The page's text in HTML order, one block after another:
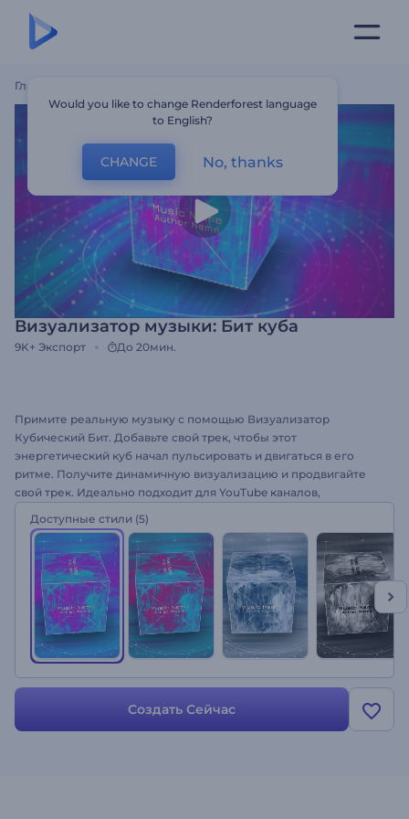
Главная
Визуализатор музыки: Бит куба
9K+ Экспорт До 20мин.
Примите реальную музыку с помощью Визуализатор
Кубический Бит. Добавьте свой трек, чтобы этот
энергетический куб начал пульсировать и двигаться в его
ритме. Получите динамичную визуализацию и продвигайте
свой трек. Идеально подходит для YouTube каналов,
Попробуйте прямо сейчас и наблюдайте за тем, как ваша
музыка становится вирусной!
Доступные стили (5)
Создать Сейчас
Would you like to change Renderforest language
to English?
CHANGE No, thanks